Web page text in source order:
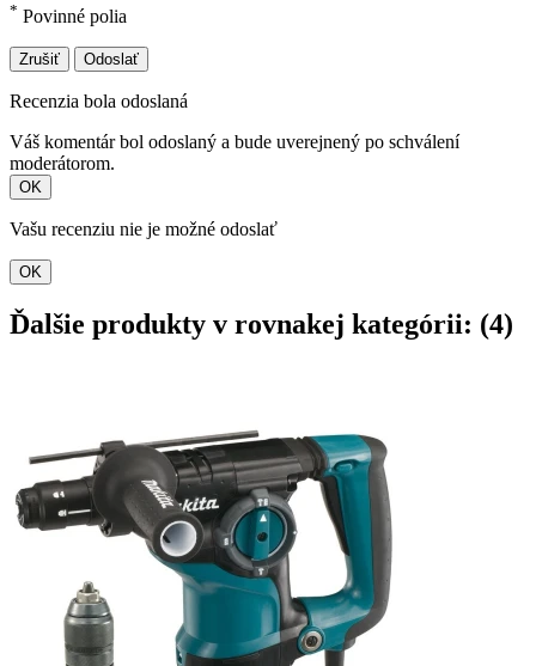
* Povinné polia
Zrušiť Odoslať
Recenzia bola odoslaná
Váš komentár bol odoslaný a bude uverejnený po schválení
moderátorom.
OK
Vašu recenziu nie je možné odoslať
OK
Ďalšie produkty v rovnakej kategórii: (4)